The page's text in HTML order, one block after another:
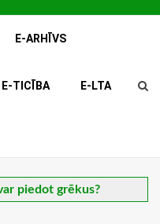
E-ARHĪVS
E-TICĪBA E-LTA
piedot grēkus?